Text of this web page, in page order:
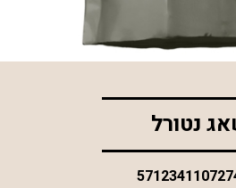
נטורל